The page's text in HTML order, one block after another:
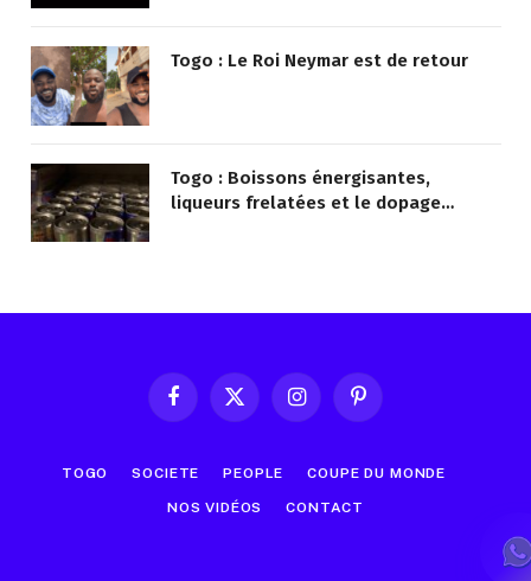
Togo : Le Roi Neymar est de retour
Togo : Boissons énergisantes,
liqueurs frelatées et le dopage
FacebookX
InstagramPinterest
TOGO SOCIETE PEOPLE COUPE DU MONDE
NOS VIDÉOS CONTACT